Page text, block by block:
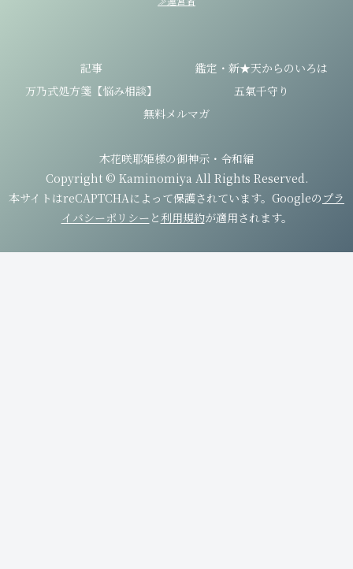
記事
鑑定・新★天からのいろは
万乃式処方箋【悩み相談】
五氣千守り
無料メルマガ
木花咲耶姫様の御神示・令和編
Copyright © Kaminomiya All Rights Reserved.
本サイトはreCAPTCHAによって保護されています。Googleの プラ
イバシーポリシー と利用規約が適用されます。